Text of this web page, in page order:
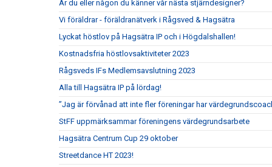
Är du eller någon du känner vår nästa stjärndesigner?
Vi föräldrar - föräldranätverk i Rågsved & Hagsätra
Lyckat höstlov på Hagsätra IP och i Högdalshallen!
Kostnadsfria höstlovsaktiviteter 2023
Rågsveds IFs Medlemsavslutning 2023
Alla till Hagsätra IP på lördag!
”Jag är förvånad att inte fler föreningar har
StFF uppmärksammar föreningens värdegrundsarbete
Hagsätra Centrum Cup 29 oktober
Streetdance HT 2023!